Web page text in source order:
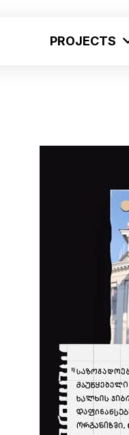
PROJECTS